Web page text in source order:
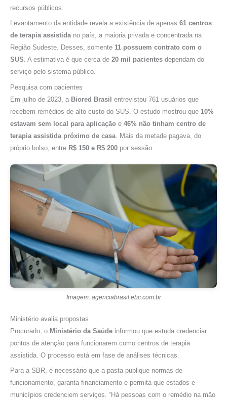
recursos públicos.
Levantamento da entidade revela a existência de apenas 61 centros
de terapia assistidano país, a maioria privada e concentrada na
Região Sudeste. Desses, somente 11 possuem contrato com o
SUS. A estimativa é que cerca de 20 mil pacientes dependam do
serviço pelo sistema público.
Pesquisa com pacientes
Em julho de 2023, a Biored Brasil entrevistou 761 usuários que
recebem remédios de alto custo do SUS. O estudo mostrou que 10%
estavam sem local para aplicação e 46% não tinham centro de
terapia assistida próximo de casa . Mais da metade pagava, do
próprio bolso, entre R$ 150 e R$ 200 por sessão.
Imagem: agenciabrasil.ebc.com.br
Ministério avalia propostas
Procurado, o Ministério da Saúde informou que estuda credenciar
pontos de atenção para funcionarem como centros de terapia
assistida. O processo está em fase de análises técnicas.
Para a SBR, é necessário que a pasta publique normas de
funcionamento, garanta financiamento e permita que estados e
municípios credenciem serviços. “Há pessoas com o remédio na mão